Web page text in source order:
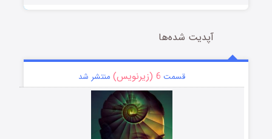
آپدیت شده‌ها
قسمت 6 (زیرنویس) منتشر شد